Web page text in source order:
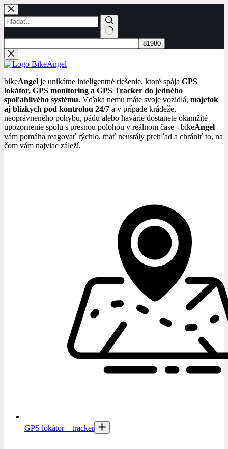
Skip
to
content
results
bikeAngel je unikátne inteligentné riešenie, ktoré spája GPS
lokátor, GPS monitoring a GPS Tracker do jedného
spoľahlivého systému. Vďaka nemu máte svoje vozidlá, majetok
aj blízkych pod kontrolou 24/7 a v prípade krádeže,
neoprávneného pohybu, pádu alebo havárie dostanete okamžité
upozornenie spolu s presnou polohou v reálnom čase - bikeAngel
vám pomáha reagovať rýchlo, mať neustály prehľad a chrániť to, na
čom vám najviac záleží.
GPS lokátor – tracker